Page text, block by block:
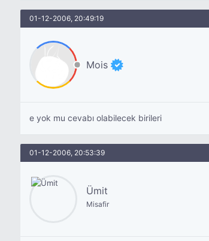
01-12-2006, 20:49:19
Mois
e yok mu cevabı olabilecek birileri
01-12-2006, 20:53:39
Ümit
Misafir